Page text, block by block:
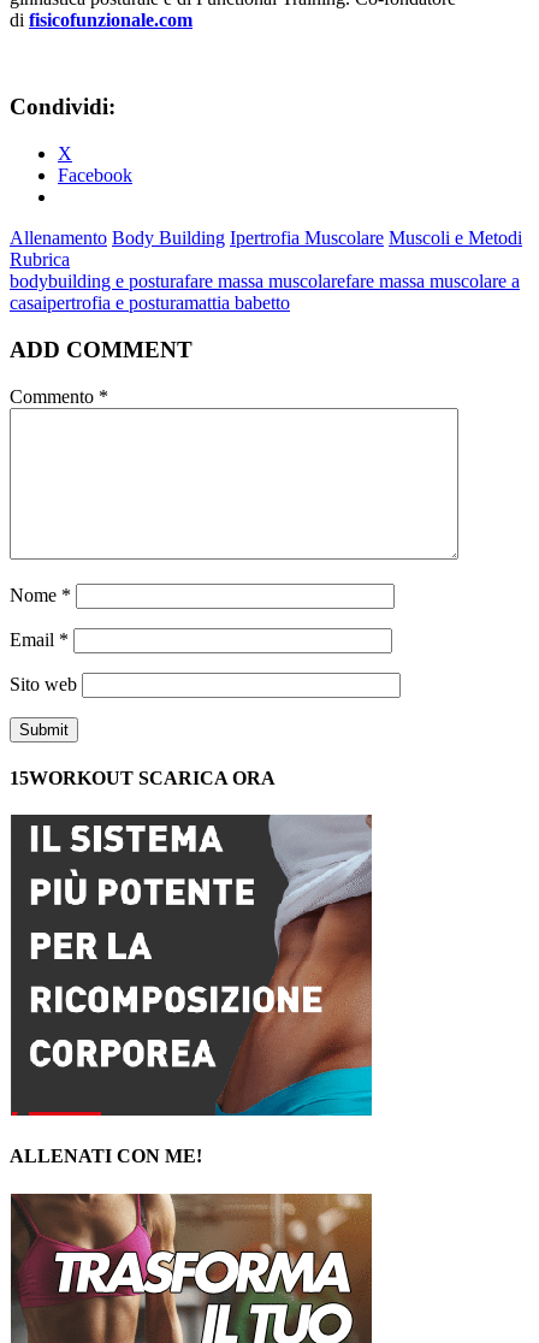
di fisicofunzionale.com
Condividi:
X
Facebook
Allenamento Body Building Ipertrofia Muscolare Muscoli e Metodi
Rubrica
bodybuilding e posturafare massa muscolarefare massa muscolare a
casaipertrofia e posturamattia babetto
ADD COMMENT
Commento *
Nome *
Email *
Sito web
15WORKOUT SCARICA ORA
ALLENATI CON ME!